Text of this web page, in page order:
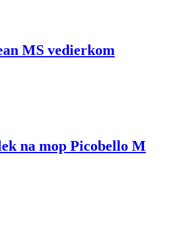
MS vedierkom
na mop Picobello M